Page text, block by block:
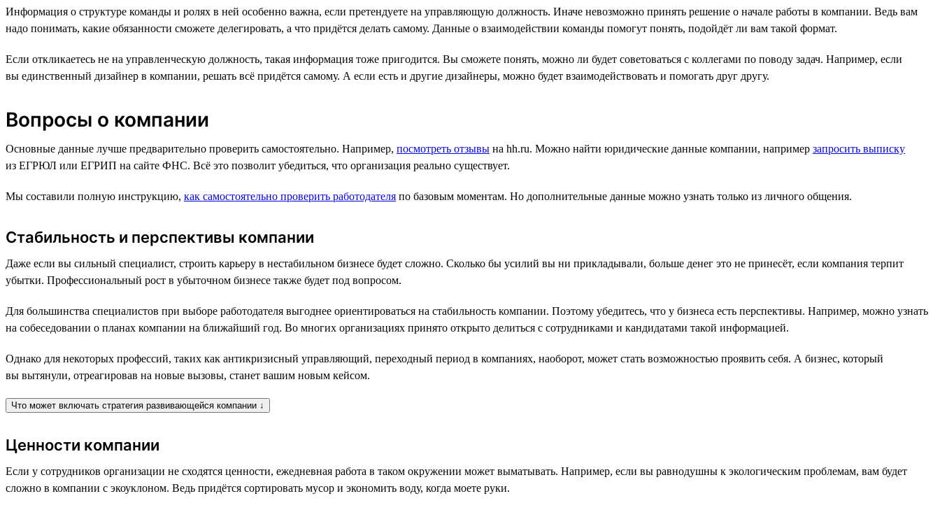
Информация о структуре команды и ролях в ней особенно важна, если претендуете на управляющую должность. Иначе невозможно принять решение о начале работы в компании. Ведь вам
надо понимать, какие обязанности сможете делегировать, а что придётся делать самому. Данные о взаимодействии команды помогут понять, подойдёт ли вам такой формат.
Если откликаетесь не на управленческую должность, такая информация тоже пригодится. Вы сможете понять, можно ли будет советоваться с коллегами по поводу задач. Например, если
вы единственный дизайнер в компании, решать всё придётся самому. А если есть и другие дизайнеры, можно будет взаимодействовать и помогать друг другу.
Вопросы о компании
Основные данные лучше предварительно проверить самостоятельно. Например, посмотреть отзывы на hh.ru. Можно найти юридические данные компании, например запросить выписку
из ЕГРЮЛ или ЕГРИП на сайте ФНС. Всё это позволит убедиться, что организация реально существует.
Мы составили полную инструкцию, как самостоятельно проверить работодателя по базовым моментам. Но дополнительные данные можно узнать только из личного общения.
Стабильность и перспективы компании
Даже если вы сильный специалист, строить карьеру в нестабильном бизнесе будет сложно. Сколько бы усилий вы ни прикладывали, больше денег это не принесёт, если компания терпит
убытки. Профессиональный рост в убыточном бизнесе также будет под вопросом.
Для большинства специалистов при выборе работодателя выгоднее ориентироваться на стабильность компании. Поэтому убедитесь, что у бизнеса есть перспективы. Например, можно узнать
на собеседовании о планах компании на ближайший год. Во многих организациях принято открыто делиться с сотрудниками и кандидатами такой информацией.
Однако для некоторых профессий, таких как антикризисный управляющий, переходный период в компаниях, наоборот, может стать возможностью проявить себя. А бизнес, который
вы вытянули, отреагировав на новые вызовы, станет вашим новым кейсом.
Что может включать стратегия развивающейся компании ↓
Ценности компании
Если у сотрудников организации не сходятся ценности, ежедневная работа в таком окружении может выматывать. Например, если вы равнодушны к экологическим проблемам, вам будет
сложно в компании с экоуклоном. Ведь придётся сортировать мусор и экономить воду, когда моете руки.